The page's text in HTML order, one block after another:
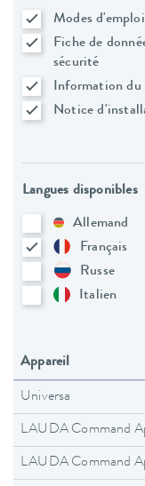
Modes d'emploi
Fiche de
sécurité
Information du
Notice
Langues disponibles
Allemand
Français
Russe
Italien
Appareil
Universa
LAUDA Command
LAUDA Command